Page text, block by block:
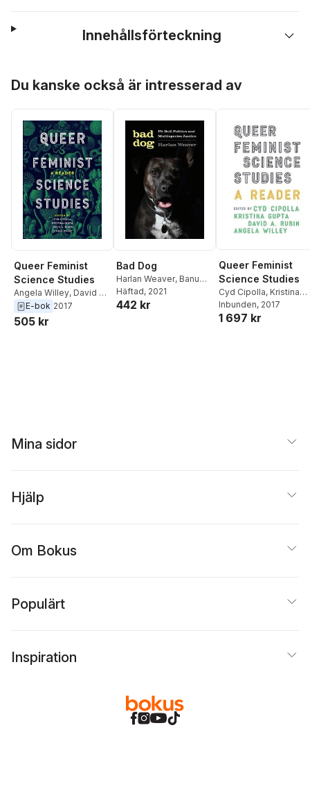
Innehållsförteckning
Du kanske också är intresserad av
Queer Feminist
Science Studies
Angela Willey, David A.
Rubin,Kristina Gupta
Cyd Cipolla
E-bok 2017
505 kr
Bad Dog
Harlan Weaver, Banu
Subramaniam
Herzig
Häftad, 2021
442 kr
Queer Feminist
Science Studies
Cyd Cipolla, Kristina
Gupta,David A. Rubin
Angela Willey
Inbunden, 2017
1 697 kr
Mina sidor
Hjälp
Om Bokus
Populärt
Inspiration